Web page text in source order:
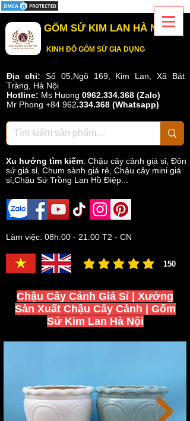
GỐM SỨ KIM LAN HÀ NỘI
KINH ĐÔ GỐM SỨ GIA DỤNG
Địa chỉ: Số 05,Ngõ 169, Kim Lan, Xã Bát
Tràng, Hà Nội
Hotline: Ms Huong 0962.334.368 (Zalo)
Mr Phong +84 962.334.368 (Whatsapp)
Xu hướng tìm kiếm: Chậu cây cảnh giá sỉ Đôn
sứ giá sỉ Chum sành giá rẻ Chậu cây mini giá
sỉ,Chậu Sứ Trồng Lan Hồ Điệp...
Làm việc: 08h:00 - 21:00 T2 - CN
150
đánh giá trung bình là 3 /5,
Chậu Cây Cảnh Giá Sỉ | Xưởng
Sản Xuất Chậu Cây Cảnh | Gốm
Sứ Kim Lan Hà Nội